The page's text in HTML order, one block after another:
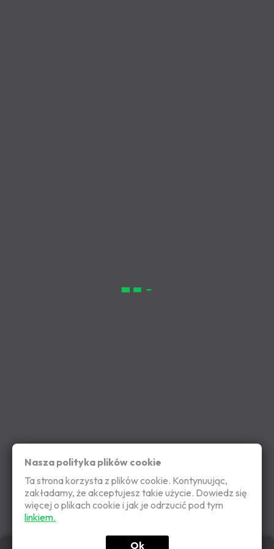
Nasza polityka plików cookie
Ta strona korzysta z plików cookie. Kontynuując,
zakładamy, że akceptujesz takie użycie. Dowiedz się
więcej o plikach cookie i jak je odrzucić pod tym
linkiem.
Ok